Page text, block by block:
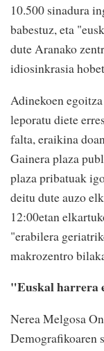
10.500 sinadura
babestuz, eta
dute Aranako
idiosinkrasia
Adinekoen
leporatu diete
falta, eraikina
Gainera plaza
plaza pribatuak
deitu dute auzo
12:00etan
"erabilera
makrozentro
"Euskal harrera
Nerea Melgosa
Demografikoaren